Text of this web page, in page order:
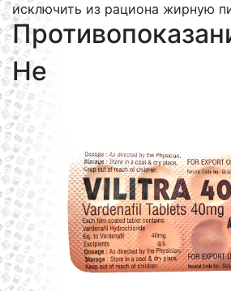
исключить из рациона жирную
Не